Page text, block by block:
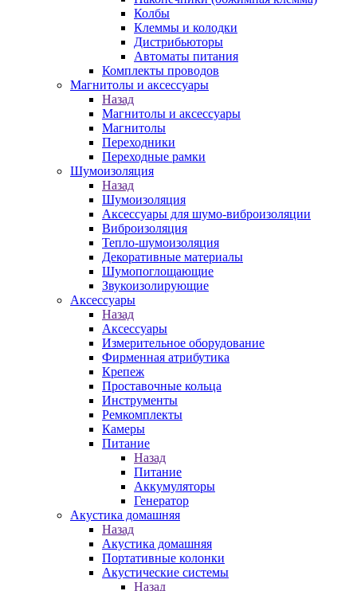
Колбы
Клеммы и колодки
Дистрибьюторы
Автоматы питания
Комплекты проводов
Магнитолы и аксессуары
Назад
Магнитолы и аксессуары
Магнитолы
Переходники
Переходные рамки
Шумоизоляция
Назад
Шумоизоляция
Аксессуары для шумо-виброизоляции
Виброизоляция
Тепло-шумоизоляция
Декоративные материалы
Шумопоглощающие
Звукоизолирующие
Аксессуары
Назад
Аксессуары
Измерительное оборудование
Фирменная атрибутика
Крепеж
Проставочные кольца
Инструменты
Ремкомплекты
Камеры
Питание
Назад
Питание
Аккумуляторы
Генератор
Акустика домашняя
Назад
Акустика домашняя
Портативные колонки
Акустические системы
Назад